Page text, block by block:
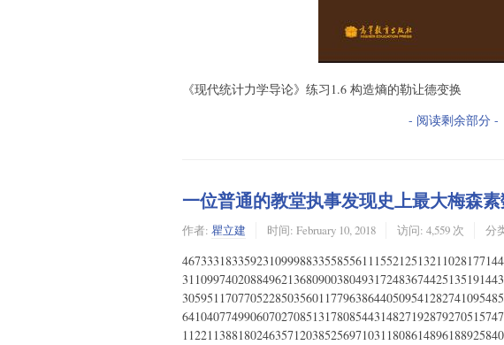
《现代统计力学导论》练习1.6 构造熵的勒让德变换
- 阅读剩余部分 -
一位普通的教堂执事发现史上最大梅森
作者: 瞿立建 时间: February 10, 2018 访问: 4,559 次 分